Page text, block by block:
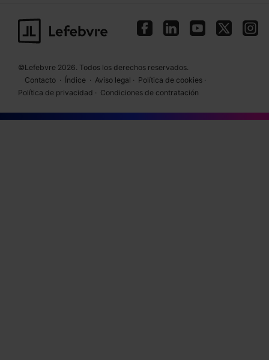
©Lefebvre 2026. Todos los derechos reservados.
Contacto · Índice · Aviso legal · Política de cookies ·
Política de privacidad · Condiciones de contratación